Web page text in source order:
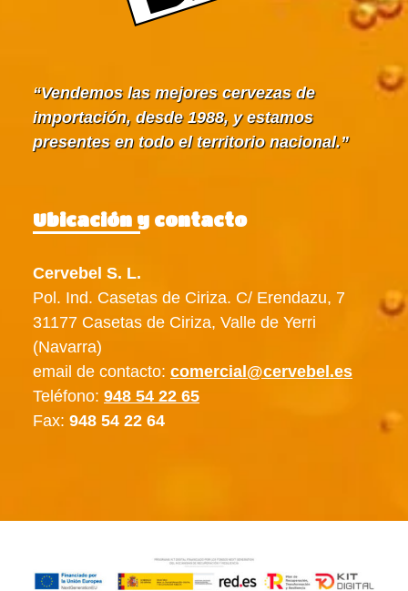
Vendemos las mejores cervezas de
importación, desde 1988, y estamos
presentes en todo el territorio nacional.
Ubicación y contacto
Cervebel S. L.
Pol. Ind. Casetas de Ciriza. C/ Erendazu, 7
31177 Casetas de Ciriza, Valle de Yerri
(Navarra)
email de contacto: comercial@cervebel.es
Teléfono: 948 54 22 65
Fax: 948 54 22 64